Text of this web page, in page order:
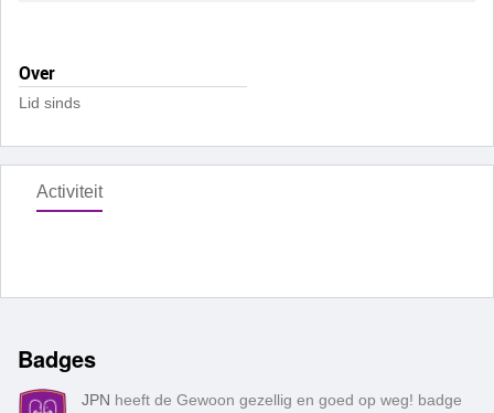
Over
Lid sinds
Activiteit
Badges
JPN heeft de Gewoon gezellig en goed op weg! badge